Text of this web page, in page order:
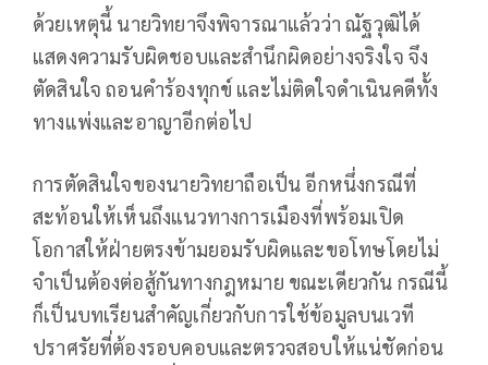
ด้วยเหตุนี้ นายวิทยาจึงพิจารณาแล้วว่า ณัฐวุฒิได้
แสดงความรับผิดชอบและสำนึกผิดอย่างจริงใจ จึง
ตัดสินใจ ถอนคำร้องทุกข์ และไม่ติดใจดำเนินคดีทั้ง
ทางแพ่งและอาญาอีกต่อไป
การตัดสินใจของนายวิทยาถือเป็น อีกหนึ่งกรณีที่
สะท้อนให้เห็นถึงแนวทางการเมืองที่พร้อมเปิด
โอกาสให้ฝ่ายตรงข้ามยอมรับผิดและขอโทษโดยไม่
จำเป็นต้องต่อสู้กันทางกฎหมาย ขณะเดียวกัน กรณีนี้
ก็เป็นบทเรียนสำคัญเกี่ยวกับการใช้ข้อมูลบนเวที
ปราศรัยที่ต้องรอบคอบและตรวจสอบให้แน่ชัดก่อน